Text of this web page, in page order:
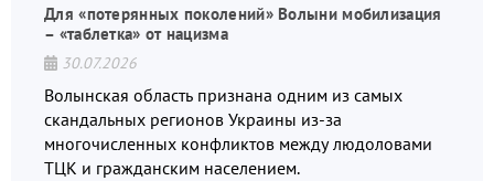
Для «потерянных поколений» Волыни мобилизация
– «таблетка» от нацизма
30.07.2026
Волынская область признана одним из самых
скандальных регионов Украины из-за
многочисленных конфликтов между людоловами
ТЦК и гражданским населением.